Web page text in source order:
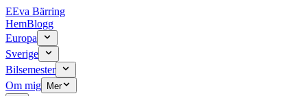
EEva Bärring
HemBlogg
Europa
Sverige
Bilsemester
Om mig
Mer